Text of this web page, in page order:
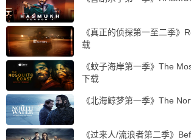
《真正的侦探第一至二季》
载
《蚊子海岸第一季》The
下载
《北海鲸梦第一季》The
《过来人/流浪者第二季》